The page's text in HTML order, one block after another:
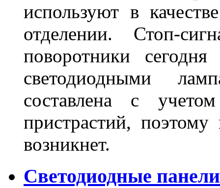
используют в
отделении. Стоп-
поворотники
светодиодными
составлена с
пристрастий,
возникнет.
Светодиодные